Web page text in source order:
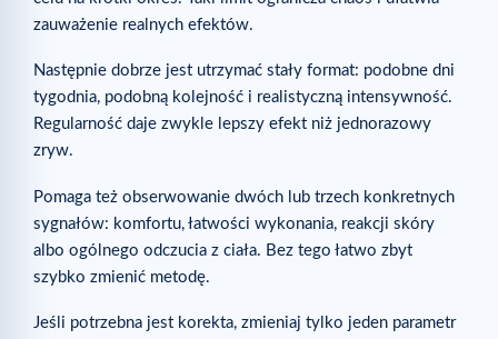
zauważenie realnych efektów.
Następnie dobrze jest utrzymać stały format: podobne dni
tygodnia, podobną kolejność i realistyczną intensywność.
Regularność daje zwykle lepszy efekt niż jednorazowy
zryw.
Pomaga też obserwowanie dwóch lub trzech konkretnych
sygnałów: komfortu, łatwości wykonania, reakcji skóry
albo ogólnego odczucia z ciała. Bez tego łatwo zbyt
szybko zmienić metodę.
Jeśli potrzebna jest korekta, zmieniaj tylko jeden parametr